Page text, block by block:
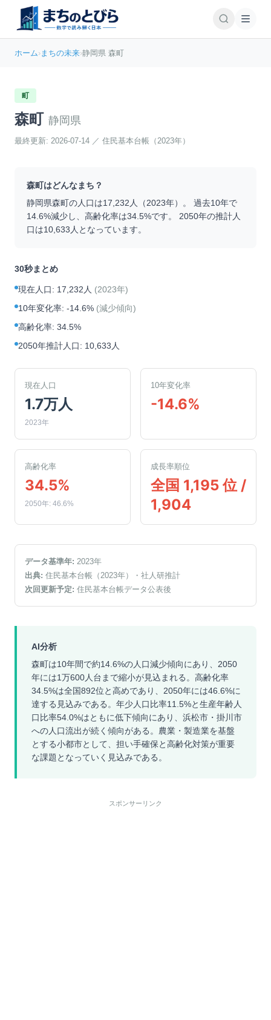
ホーム›まちの未来›静岡県 森町
町
森町 静岡県
最終更新: 2026-07-14 ／ 住民基本台帳（2023年）
森町はどんなまち？
静岡県森町の人口は17,232 人（2023年）。 過去10年で
14.6%減少し、高齢化率は34.5%です。 2050年の推計人
口は10,633 人となっています。
30秒まとめ
現在人口: 17,232人 (2023年)
10年変化率: -14.6% (減少傾向)
高齢化率: 34.5%
2050年推計人口: 10,633人
現在人口
1.7万人
2023年
10年変化率
-14.6%
高齢化率
34.5%
2050年: 46.6%
成長率順位
全国 1,195 位 /
1,904
データ基準年: 2023年
出典: 住民基本台帳（2023年）
・社人研推計
次回更新予定: 住民基本台帳データ公表後
AI分析
森町は10年間で約14.6%の人口減少傾向にあり、2050
年には1万600人台まで縮小が見込まれる。高齢化率
34.5%は全国892位と高めであり、2050年には46.6%に
達する見込みである。年少人口比率11.5%と生産年齢人
口比率54.0%はともに低下傾向にあり、浜松市・掛川市
への人口流出が続く傾向がある。農業・製造業を基盤
とする小都市として、担い手確保と高齢化対策が重要
な課題となっていく見込みである。
スポンサーリンク